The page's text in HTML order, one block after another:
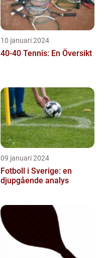
10 januari 2024
40-40 Tennis: En Översikt
09 januari 2024
Fotboll i Sverige: en
djupgående analys